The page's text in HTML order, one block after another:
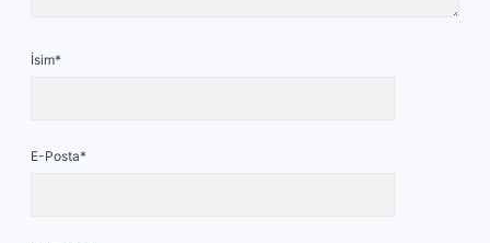
İsim*
E-Posta*